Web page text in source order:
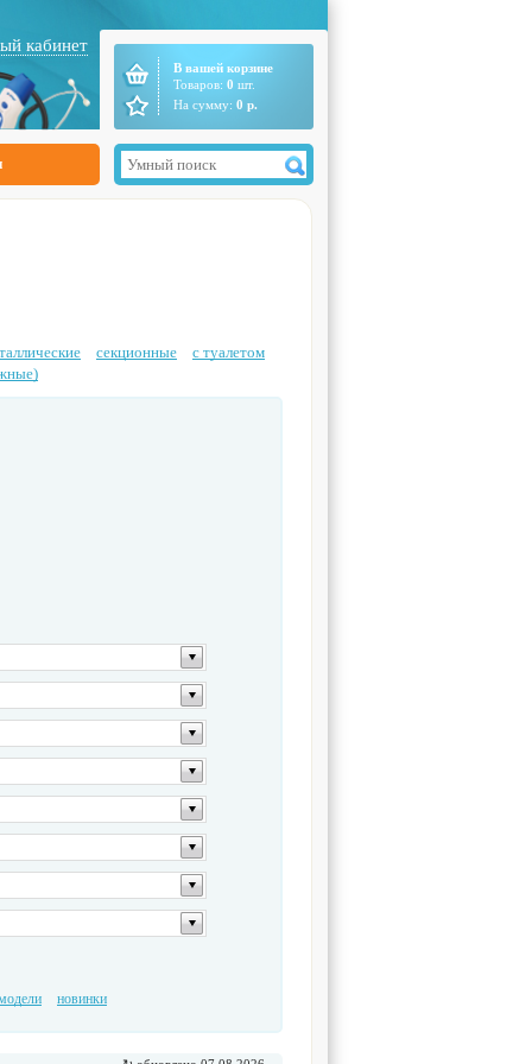
кабинет
В вашей корзине
Товаров: 0 шт.
На сумму: 0 р.
секционные
c туалетом
новинки